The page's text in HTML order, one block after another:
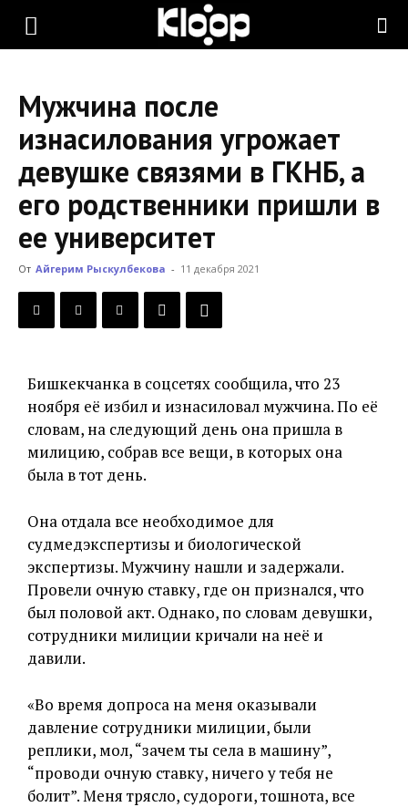
KLOOP.KG
Новости
Кыргызстана
Мужчина после
изнасилования угрожает
девушке связями в ГКНБ, а
его родственники пришли в
ее университет
От Айгерим Рыскулбекова - 11 декабря 2021
Бишкекчанка в соцсетях сообщила, что 23
ноября её избил и изнасиловал мужчина. По её
словам, на следующий день она пришла в
милицию, собрав все вещи, в которых она
была в тот день.
Она отдала все необходимое для
судмедэкспертизы и биологической
экспертизы. Мужчину нашли и задержали.
Провели очную ставку, где он признался, что
был половой акт. Однако, по словам девушки,
сотрудники милиции кричали на неё и
давили.
«Во время допроса на меня оказывали
давление сотрудники милиции, были
реплики, мол, “зачем ты села в машину”,
“проводи очную ставку, ничего у тебя не
болит”. Меня трясло, судороги, тошнота, все